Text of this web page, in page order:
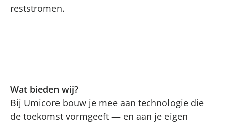
reststromen.
Wat bieden wij?
Bij Umicore bouw je mee aan technologie die
de toekomst vormgeeft — en aan je eigen